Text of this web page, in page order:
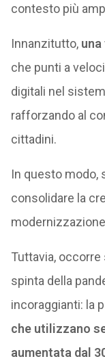
contesto più
Innanzitutto,
che punti a
digitali nel
rafforzando al
cittadini.
In questo modo,
consolidare la
Tuttavia,
spinta della
incoraggianti: la
che utilizzano
aumentata dal